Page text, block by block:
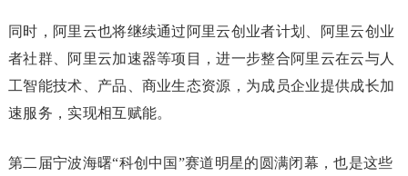
同时，阿里云也将继续通过阿里云创业者计划、阿里云创业
者社群、阿里云加速器等项目，进一步整合阿里云在云与人
工智能技术、产品、商业生态资源，为成员企业提供成长加
速服务，实现相互赋能。
第二届宁波海曙“科创中国”赛道明星的圆满闭幕，也是这些